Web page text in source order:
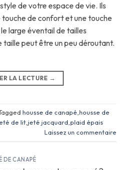
de votre espace de vie. Ils
touche de confort et une touche
large éventail de tailles
taille peut être un peu déroutant.
LA LECTURE →
housse de canapé,housse de
de lit,jeté jacquard,plaid épais
Laissez un commentaire
DE CANAPÉ